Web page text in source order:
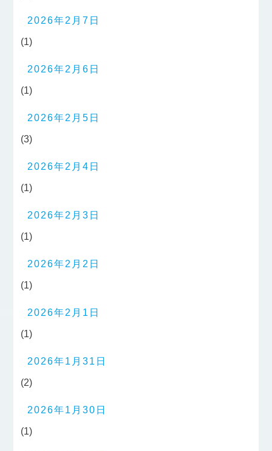
2026年2月7日
(1)
2026年2月6日
(1)
2026年2月5日
(3)
2026年2月4日
(1)
2026年2月3日
(1)
2026年2月2日
(1)
2026年2月1日
(1)
2026年1月31日
(2)
2026年1月30日
(1)